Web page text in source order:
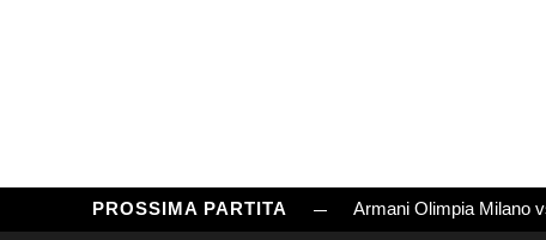
PROSSIMA PARTITA Armani Olimpia Milano